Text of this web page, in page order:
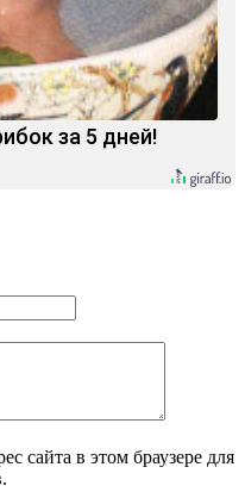
за 5 дней!
сайта в этом браузере для